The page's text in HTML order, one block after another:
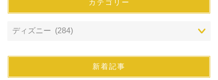
カテゴリー
新着記事